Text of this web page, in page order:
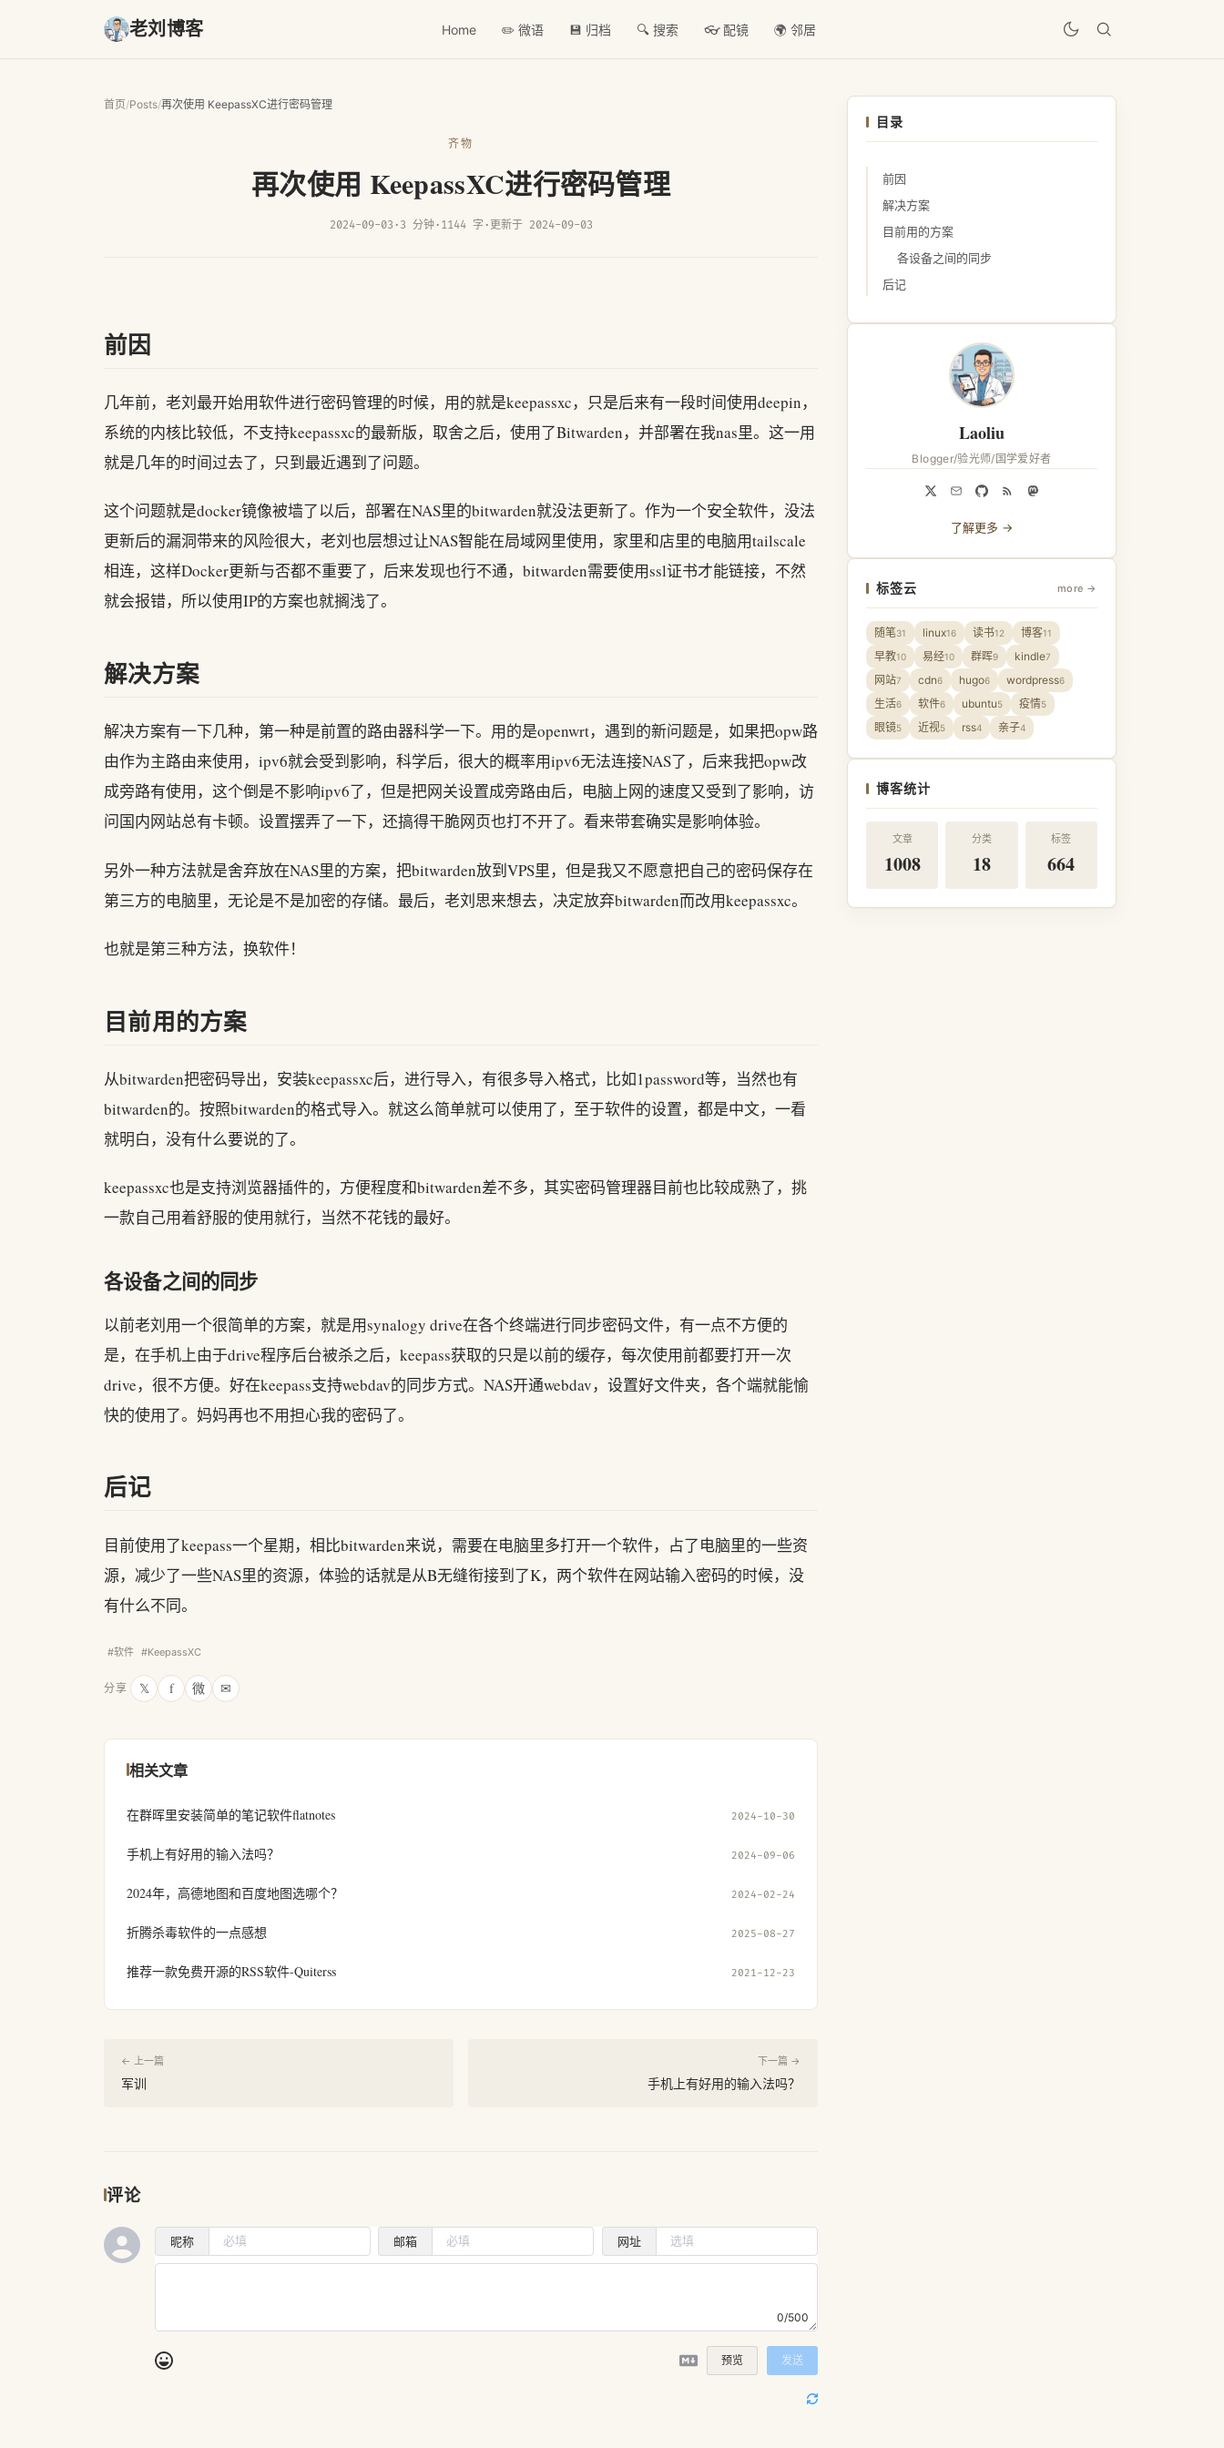
老刘博客 Home ✏️ 微语 💾 归档 🔍 搜索 👓 配镜 🌍 邻居
首页/Posts/再次使用 KeepassXC进行密码管理
齐物
再次使用 KeepassXC进行密码管理
2024-09-03 · 3 分钟· 1144 字 · 更新于 2024-09-03
前因
几年前，老刘最开始用软件进行密码管理的时候，用的就是keepassxc，只是后来有一段时间使用deepin，
系统的内核比较低，不支持keepassxc的最新版，取舍之后，使用了Bitwarden，并部署在我nas里。这一用
就是几年的时间过去了，只到最近遇到了问题。
这个问题就是docker镜像被墙了以后，部署在NAS里的bitwarden就没法更新了。作为一个安全软件，没法
更新后的漏洞带来的风险很大，老刘也层想过让NAS智能在局域网里使用，家里和店里的电脑用tailscale
相连，这样Docker更新与否都不重要了，后来发现也行不通，bitwarden需要使用ssl证书才能链接，不然
就会报错，所以使用IP的方案也就搁浅了。
解决方案
解决方案有一下几种，第一种是前置的路由器科学一下。用的是openwrt，遇到的新问题是，如果把opw路
由作为主路由来使用，ipv6就会受到影响，科学后，很大的概率用ipv6无法连接NAS了，后来我把opw改
成旁路有使用，这个倒是不影响ipv6了，但是把网关设置成旁路由后，电脑上网的速度又受到了影响，访
问国内网站总有卡顿。设置摆弄了一下，还搞得干脆网页也打不开了。看来带套确实是影响体验。
另外一种方法就是舍弃放在NAS里的方案，把bitwarden放到VPS里，但是我又不愿意把自己的密码保存在
第三方的电脑里，无论是不是加密的存储。最后，老刘思来想去，决定放弃bitwarden而改用keepassxc。
也就是第三种方法，换软件！
目前用的方案
从bitwarden把密码导出，安装keepassxc后，进行导入，有很多导入格式，比如1password等，当然也有
bitwarden的。按照bitwarden的格式导入。就这么简单就可以使用了，至于软件的设置，都是中文，一看
就明白，没有什么要说的了。
keepassxc也是支持浏览器插件的，方便程度和bitwarden差不多，其实密码管理器目前也比较成熟了，挑
一款自己用着舒服的使用就行，当然不花钱的最好。
各设备之间的同步
以前老刘用一个很简单的方案，就是用synalogy drive在各个终端进行同步密码文件，有一点不方便的
是，在手机上由于drive程序后台被杀之后，keepass获取的只是以前的缓存，每次使用前都要打开一次
drive，很不方便。好在keepass支持webdav的同步方式。NAS开通webdav，设置好文件夹，各个端就能愉
快的使用了。妈妈再也不用担心我的密码了。
后记
目前使用了keepass一个星期，相比bitwarden来说，需要在电脑里多打开一个软件，占了电脑里的一些资
源，减少了一些NAS里的资源，体验的话就是从B无缝衔接到了K，两个软件在网站输入密码的时候，没
有什么不同。
#软件 #KeepassXC
分享 𝕏 f 微 ✉
相关文章
在群晖里安装简单的笔记软件flatnotes 2024-10-30
手机上有好用的输入法吗？ 2024-09-06
2024年，高德地图和百度地图选哪个？ 2024-02-24
折腾杀毒软件的一点感想 2025-08-27
推荐一款免费开源的RSS软件-Quiterss 2021-12-23
← 上一篇
军训
下一篇 →
手机上有好用的输入法吗？
评论
昵称 邮箱 网址
0/500
预览 发送
Laoliu
Blogger/验光师/国学爱好者
了解更多 →
标签云 more →
随笔31 linux16 读书12 博客11
早教10 易经10 群晖9 kindle7
网站7 cdn6 hugo6 wordpress6
生活6 软件6 ubuntu5 疫情5
眼镜5 近视5 rss4 亲子4
博客统计
文章
1008
分类
18
标签
664
目录
前因
解决方案
目前用的方案
各设备之间的同步
后记